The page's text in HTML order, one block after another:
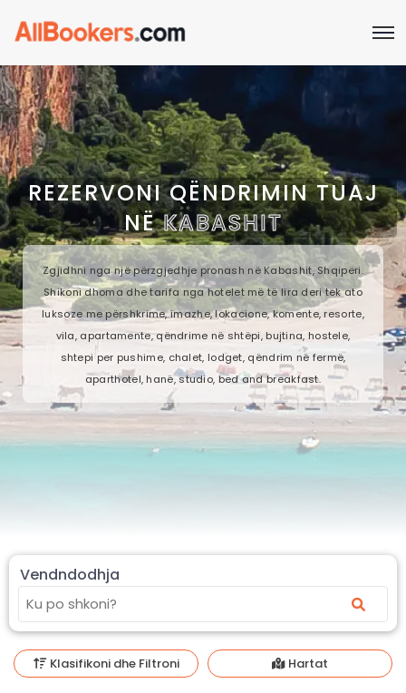
REZERVONI QËNDRIMIN TUAJ
NËKABASHIT
Zgjidhni nga një përzgjedhje pronash në Kabashit, Shqipëri.
Shikoni dhoma dhe tarifa nga hotelet më të lira deri tek ato
luksoze me përshkrime, imazhe, lokacione, komente, resorte,
vila, apartamente, qëndrime në shtëpi, bujtina, hostele,
shtepi per pushime, chalet, lodget, qëndrim në fermë,
aparthotel, hanë, studio, bed and breakfast.
Vendndodhja
Klasifikoni dhe Filtroni Hartat